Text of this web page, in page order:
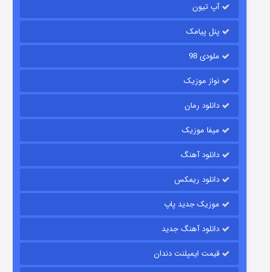
شکست استوارت در نجات جهان
قسمت
آپ تیون
پنل پیامک
ملودی 98
نواز موزیک
دانلود رمان
میفا موزیک
دانلود آهنگ
دانلود ریمکس
موزیک جدید پاپ
دانلود آهنگ جدید
قیمت ایمپلنت دندان